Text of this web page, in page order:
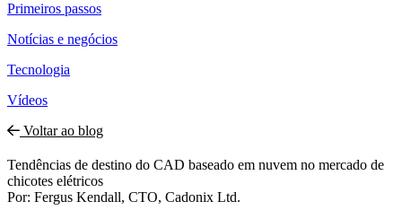
Primeiros passos
Notícias e negócios
Tecnologia
Vídeos
Voltar ao blog
Tendências de destino do CAD baseado em nuvem no mercado de
chicotes elétricos
Por: Fergus Kendall, CTO, Cadonix Ltd.